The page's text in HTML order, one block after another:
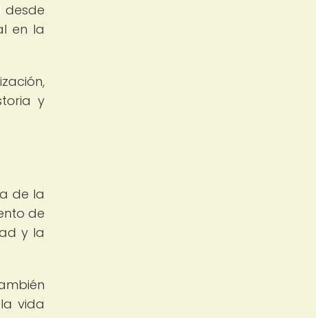
desde
en la
y
de la
de
y la
vida